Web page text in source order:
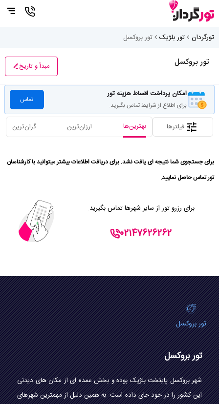
تورگردان تور بلژیک تور بروکسل
تور بروکسل مبدأ و تاریخ
امکان پرداخت اقساط هزینه تور
برای اطلاع از شرایط تماس بگیرید.
تماس
فیلترها بهترین‌ها ارزان‌ترین گران‌ترین
برای جستجوی شما نتیجه ای یافت نشد. برای دریافت اطلاعات بیشتر میتوانید با کارشناسان
تور تماس حاصل نمایید.
برای رزرو تور از سایر شهرها تماس بگیرید.
02147626262
تور بروکسل
تور بروکسل
شهر بروکسل پایتخت بلژیک بوده و بخش عمده ای از مکان های دیدنی
این کشور را در خود جای داده است. به همین دلیل از مهمترین شهرهای